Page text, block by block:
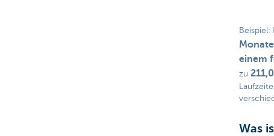
Beispiel:
einem
zu
Was